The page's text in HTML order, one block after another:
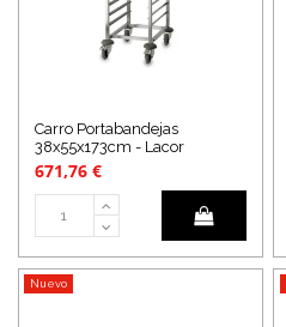
Carro Portabandejas
38x55x173cm - Lacor
671,76 €
Nuevo